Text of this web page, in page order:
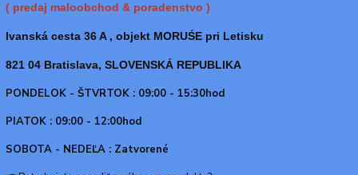
( predaj maloobchod & poradenstvo )
Ivanská cesta 36 A , objekt MORUŚE pri Letisku
821 04 Bratislava, SLOVENSKÁ REPUBLIKA
PONDELOK - ŠTVRTOK : 09:00 - 15:30hod
PIATOK : 09:00 - 12:00hod
SOBOTA - NEDEĽA : Zatvorené